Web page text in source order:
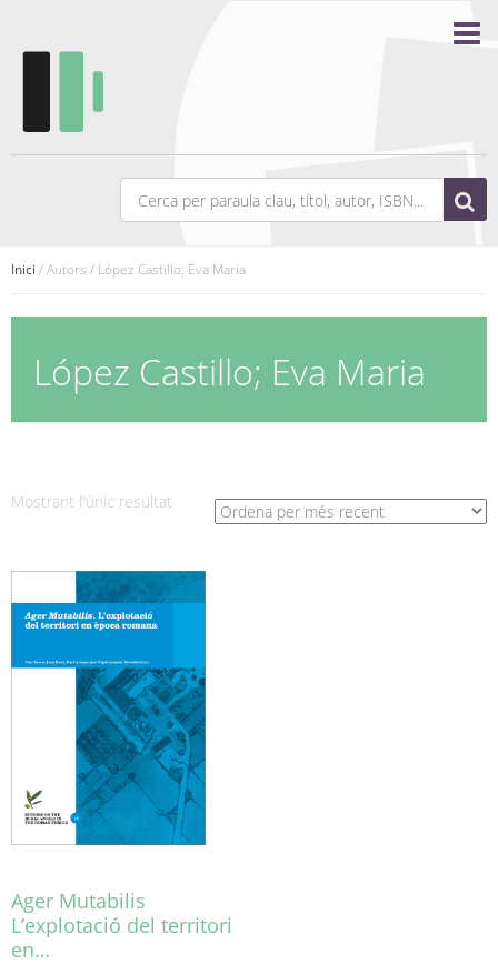
Inici / Autors / López Castillo; Eva Maria
López Castillo; Eva Maria
Mostrant l'únic resultat
Ager Mutabilis
L’explotació del territori
en…